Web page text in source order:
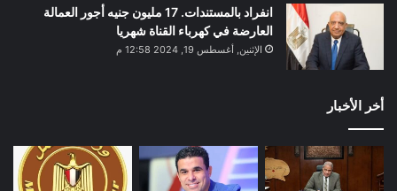
انفراد بالمستندات. 17 مليون جنيه أجور العمالة
العارضة في كهرباء القناة شهريا
الإثنين, أغسطس 19, 2024 12:58 م
أخر الأخبار